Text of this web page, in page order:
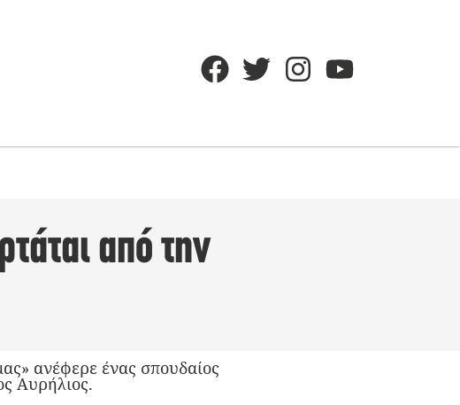
από την
ανέφερε ένας σπουδαίος
Αυρήλιος.